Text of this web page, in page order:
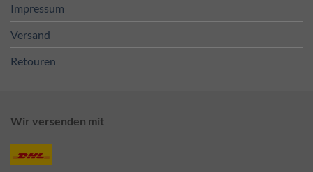
Impressum
Versand
Retouren
Wir versenden mit